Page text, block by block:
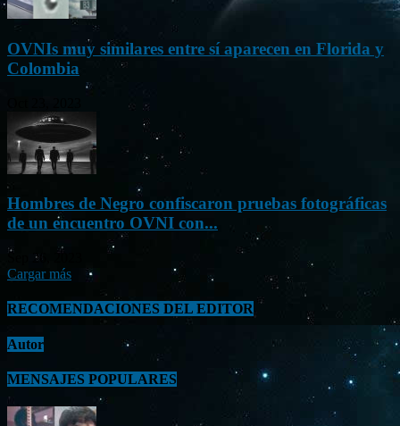
OVNIs muy similares entre sí aparecen en Florida y
Colombia
Hombres de Negro confiscaron pruebas fotográficas
de un encuentro OVNI con...
Sep 26, 2023
Cargar más
RECOMENDACIONES DEL EDITOR
Autor
MENSAJES POPULARES